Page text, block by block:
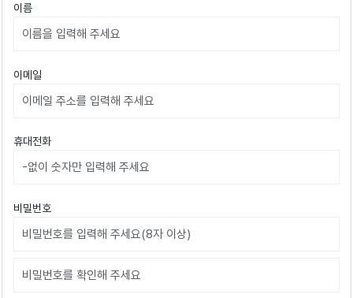
이름
이메일
휴대전화
비밀번호
비밀번호확인